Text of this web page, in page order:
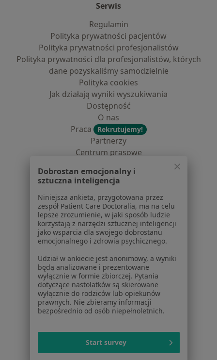
Serwis
Regulamin
Polityka prywatności pacjentów
Polityka prywatności profesjonalistów
Polityka prywatności dla profesjonalistów, których
dane pozyskaliśmy samodzielnie
Polityka cookies
Jak działają wyniki wyszukiwania
Dostępność
O nas
Praca
Rekrutujemy!
Partnerzy
Centrum prasowe
Dla pacjentów
Lekarze
Placówki medyczne
Pytania i odpowiedzi
Usługi i zabiegi
Choroby
Pomoc
Aplikacje mobilne
Blog dla pacjentów
Dla profesjonalistów
Dla lekarzy
Dla placówek medycznych
Noa Notes nowość
Dobrostan emocjonalny i
sztuczna inteligencja
Niniejsza ankieta, przygotowana przez
zespół Patient Care Doctoralia, ma na celu
lepsze zrozumienie, w jaki sposób ludzie
korzystają z narzędzi sztucznej inteligencji
jako wsparcia dla swojego dobrostanu
emocjonalnego i zdrowia psychicznego.
Udział w ankiecie jest anonimowy, a wyniki
będą analizowane i prezentowane
wyłącznie w formie zbiorczej. Pytania
dotyczące nastolatków są skierowane
wyłącznie do rodziców lub opiekunów
prawnych. Nie zbieramy informacji
bezpośrednio od osób niepełnoletnich.
Start survey